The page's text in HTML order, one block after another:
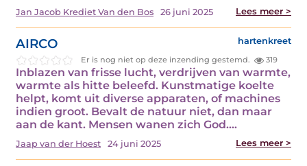
Jan Jacob Krediet Van den Bos 26 juni 2025 Lees meer >
AIRCO hartenkreet
Er is nog niet op deze inzending gestemd. 319
Inblazen van frisse lucht, verdrijven van warmte,
warmte als hitte beleefd. Kunstmatige koelte
helpt, komt uit diverse apparaten, of machines
indien groot. Bevalt de natuur niet, dan maar
aan de kant. Mensen wanen zich God.…
Jaap van der Hoest 24 juni 2025 Lees meer >